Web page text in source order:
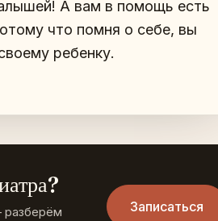
А вам в помощь есть
что помня о себе, вы
ребенку.
разберём Записаться